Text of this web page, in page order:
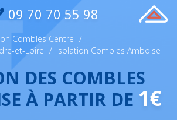
09 70 70 55 98
Combles Centre /
et-Loire / Isolation Combles Amboise
DES COMBLES
À PARTIR DE 1€